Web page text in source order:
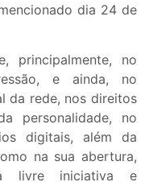
dia 24 de
principalmente, no
e ainda, no
da rede, nos direitos
personalidade, no
digitais, além da
na sua abertura,
a livre iniciativa e